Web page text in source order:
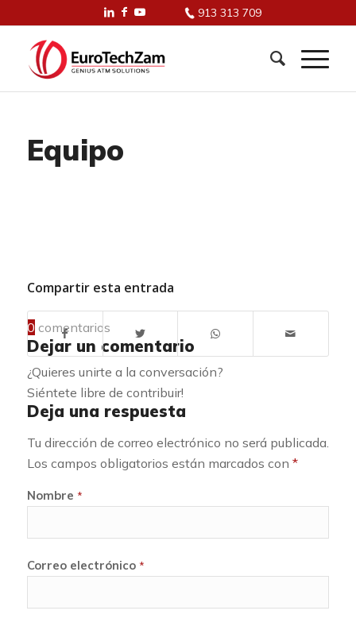
913 313 709
Equipo
Compartir esta entrada
0 comentarios
Dejar un comentario
¿Quieres unirte a la conversación?
Siéntete libre de contribuir!
Deja una respuesta
Tu dirección de correo electrónico no será publicada.
Los campos obligatorios están marcados con *
Nombre *
Correo electrónico *